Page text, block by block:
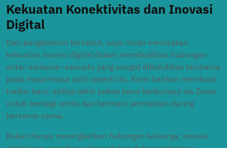
Kekuatan Konektivitas dan Inovasi
Digital
Dari pengalaman tersebut, saya mulai merasakan
kekuatan inovasi digital dalam memfasilitasi hubungan
antar manusia—sesuatu yang sangat dibutuhkan terutama
pada masa-masa sulit seperti itu. Kami bahkan membuat
tradisi baru: setiap akhir pekan kami berkumpul via Zoom
untuk berbagi cerita dan bermain permainan daring
bersama-sama.
Bukan hanya meningkatkan hubungan keluarga; inovasi